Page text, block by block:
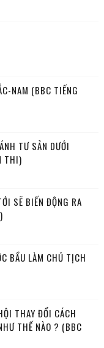
NAM (BBC TIẾNG
TƯ SẢN DƯỚI
THI)
SẼ BIẾN ĐỘNG RA
BẦU LÀM CHỦ TỊCH
THAY ĐỔI CÁCH
THẾ NÀO ? (BBC